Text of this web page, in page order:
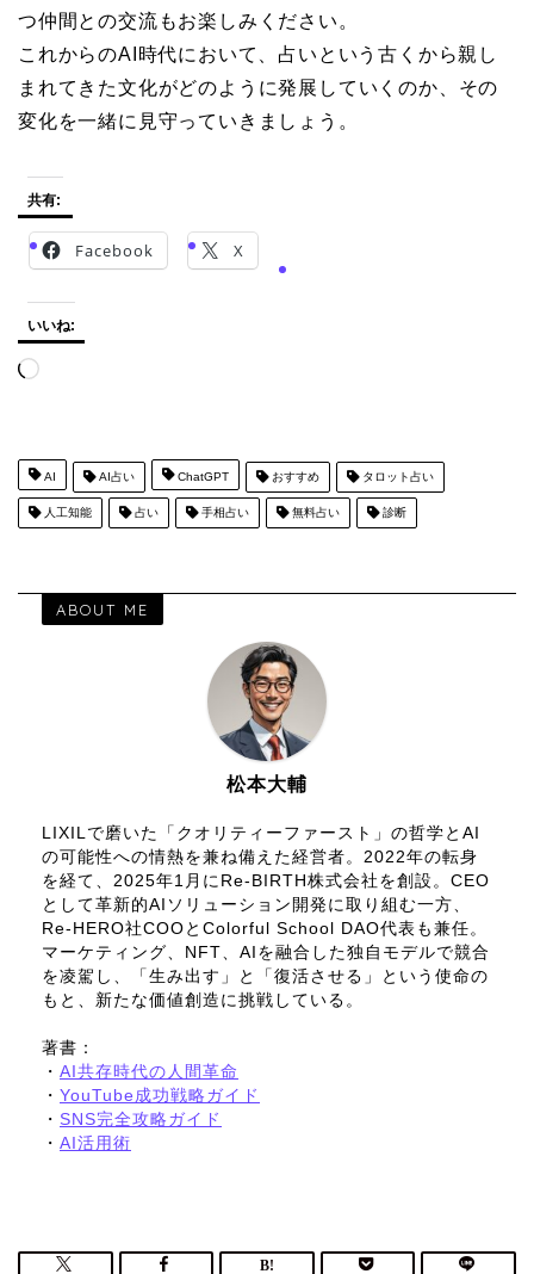
つ仲間との交流もお楽しみください。
これからのAI時代において、占いという古くから親し
まれてきた文化がどのように発展していくのか、その
変化を一緒に見守っていきましょう。
共有:
Facebook X
いいね:
読
中…
AI AI占い ChatGPT おすすめ タロット占い
人工知能 占い 手相占い 無料占い 診断
ABOUT ME
松本大輔
LIXILで磨いた「クオリティーファースト」の哲学とAI
の可能性への情熱を兼ね備えた経営者。2022年の転身
を経て、2025年1月にRe-BIRTH株式会社を創設。CEO
として革新的AIソリューション開発に取り組む一方、
Re-HERO社COOとColorful School DAO代表も兼任。
マーケティング、NFT、AIを融合した独自モデルで競合
を凌駕し、「生み出す」と「復活させる」という使命の
もと、新たな価値創造に挑戦している。
著書：
・ AI共存時代の人間革命
・ YouTube成功戦略ガイド
・ SNS完全攻略ガイド
・ AI活用術